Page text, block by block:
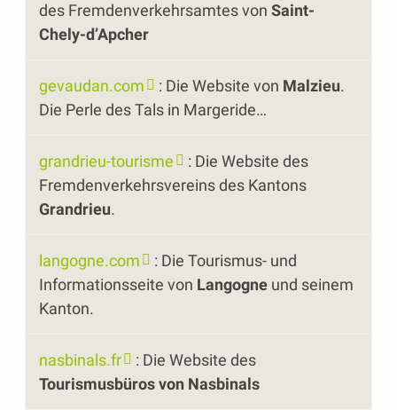
des Fremdenverkehrsamtes von Saint-
Chely-d’Apcher
gevaudan.com : Die Website von Malzieu.
Die Perle des Tals in Margeride…
grandrieu-tourisme
: Die Website des
Fremdenverkehrsvereins des Kantons
Grandrieu.
langogne.com
: Die Tourismus- und
Informationsseite von Langogneund seinem
Kanton.
nasbinals.fr
: Die Website des
Tourismusbüros von Nasbinals